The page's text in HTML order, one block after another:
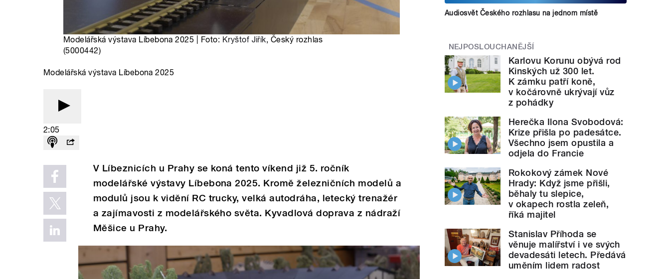
Modelářská výstava Líbebona 2025 | Foto: Kryštof Jiřík, Český rozhlas
(5000442)
Modelářská výstava Líbebona 2025
2:05
V Líbeznicích u Prahy se koná tento víkend již 5. ročník
modelářské výstavy Líbebona 2025. Kromě železničních modelů a
modulů jsou k vidění RC trucky, velká autodráha, letecký trenažér
a zajímavosti z modelářského světa. Kyvadlová doprava z nádraží
Měšice u Prahy.
Audiosvět Českého rozhlasu na jednom místě
NEJPOSLOUCHANĚJŠÍ
Karlovu Korunu obývá rod
Kinských už 300 let.
K zámku patří koně,
v kočárovně ukrývají vůz
z pohádky
Herečka Ilona Svobodová:
Krize přišla po padesátce.
Všechno jsem opustila a
odjela do Francie
Rokokový zámek Nové
Hrady: Když jsme přišli,
běhaly tu slepice,
v okapech rostla zeleň,
říká majitel
Stanislav Příhoda se
věnuje malířství i ve svých
devadesáti letech. Předává
uměním lidem radost